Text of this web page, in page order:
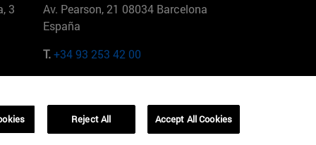
3
Av. Pearson, 21 08034 Barcelona
España
T.+34 93 253 42 00
01321001 Bela Vista Brasil
Reject All Accept All Cookies